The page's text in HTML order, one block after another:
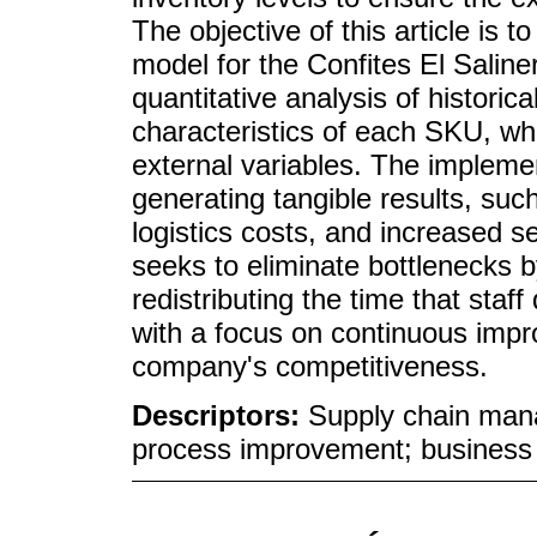
The objective of this article is
model for the Confites El
quantitative analysis of
characteristics of each SKU,
external variables. The
generating tangible results,
logistics costs, and increased
seeks to eliminate bottlenecks
redistributing the time that
with a focus on continuous
company's competitiveness.
Descriptors: Supply chain
process improvement;